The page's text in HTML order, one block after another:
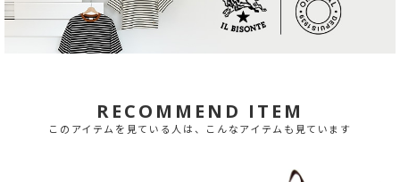
RECOMMEND ITEM
このアイテムを見ている人は、こんなアイテムも見ています